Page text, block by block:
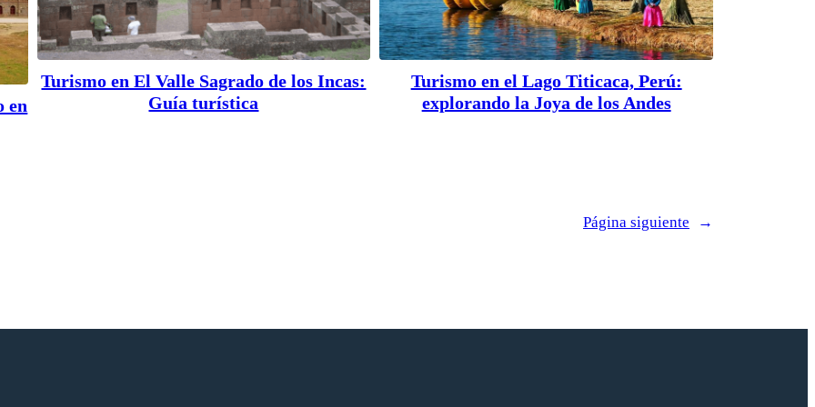
en
Turismo en El Valle Sagrado de los Incas:
Guía turística
Turismo en el Lago Titicaca, Perú:
explorando la Joya de los Andes
Página siguiente →